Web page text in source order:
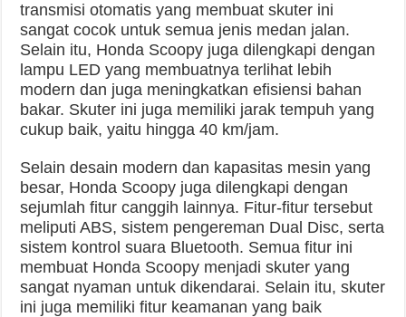
transmisi otomatis yang membuat skuter ini
sangat cocok untuk semua jenis medan jalan.
Selain itu, Honda Scoopy juga dilengkapi dengan
lampu LED yang membuatnya terlihat lebih
modern dan juga meningkatkan efisiensi bahan
bakar. Skuter ini juga memiliki jarak tempuh yang
cukup baik, yaitu hingga 40 km/jam.
Selain desain modern dan kapasitas mesin yang
besar, Honda Scoopy juga dilengkapi dengan
sejumlah fitur canggih lainnya. Fitur-fitur tersebut
meliputi ABS, sistem pengereman Dual Disc, serta
sistem kontrol suara Bluetooth. Semua fitur ini
membuat Honda Scoopy menjadi skuter yang
sangat nyaman untuk dikendarai. Selain itu, skuter
ini juga memiliki fitur keamanan yang baik